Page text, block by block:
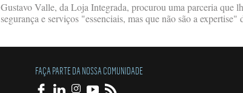
Gustavo Valle, da Loja Integrada, procurou uma parceria que
segurança e serviços "essenciais, mas que não são a expertise"
FAÇA PARTE DA NOSSA COMUNIDADE